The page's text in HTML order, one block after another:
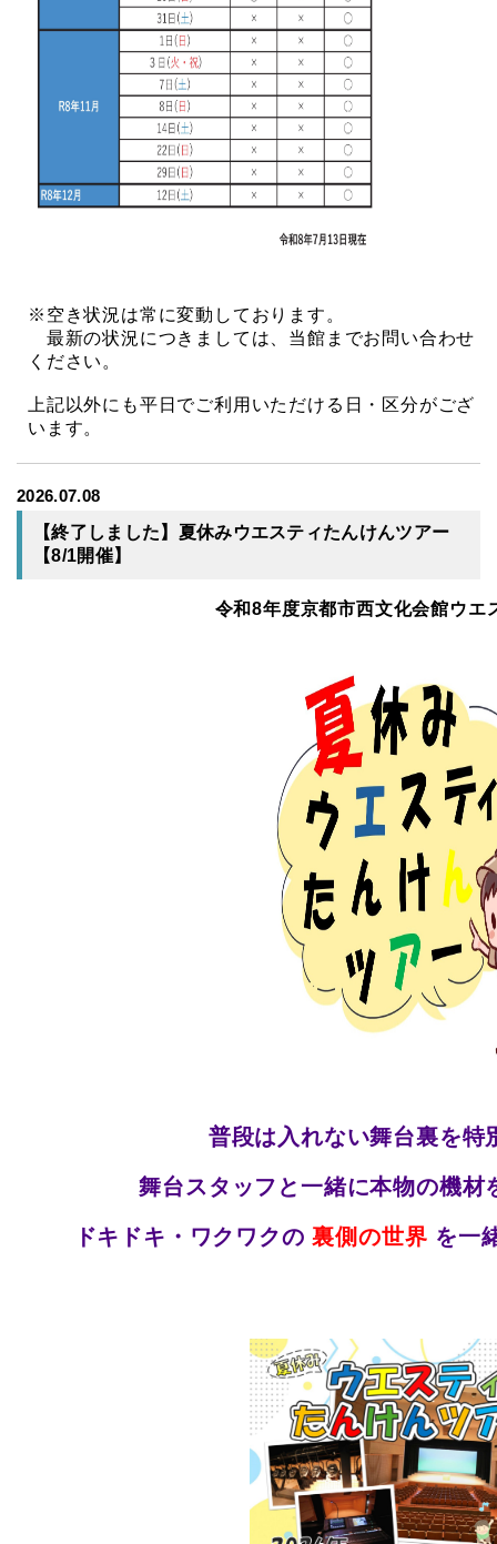
※空き状況は常に変動しております。
最新の状況につきましては、当館までお問い合わせ
ください。
上記以外にも平日でご利用いただける日・区分がござ
います。
2026.07.08
【終了しました】夏休みウエスティたんけんツアー
【8/1開催】
令和8年度京都市西文化会館ウエ
普段は入れない舞台裏を特
舞台スタッフと一緒に本物の機材
ドキドキ・ワクワクの 裏側の世界 を一